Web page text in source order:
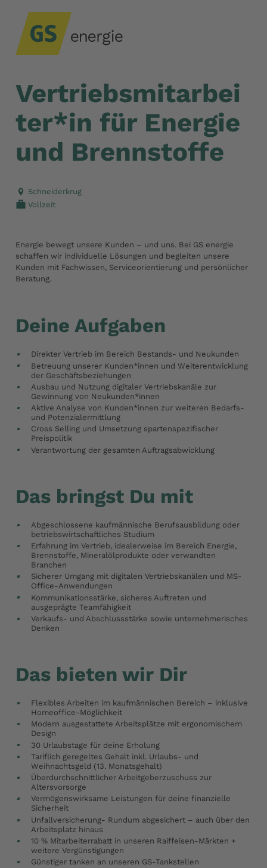
Vertriebsmitarbei
ter*in für Energie
und Brennstoffe
Schneiderkrug
Vollzeit
Energie bewegt unsere Kunden – und uns. Bei GS energie
schaffen wir individuelle Lösungen und begleiten unsere
Kunden mit Fachwissen, Serviceorientierung und persönlicher
Beratung.
Deine Aufgaben
Direkter Vertrieb im Bereich Bestands- und Neukunden
Betreuung unserer Kunden*innen und Weiterentwicklung
der Geschäftsbeziehungen
Ausbau und Nutzung digitaler Vertriebskanäle zur
Gewinnung von Neukunden*innen
Aktive Analyse von Kunden*innen zur weiteren Bedarfs-
und Potenzialermittlung
Cross Selling und Umsetzung spartenspezifischer
Preispolitik
Verantwortung der gesamten Auftragsabwicklung
Das bringst Du mit
Abgeschlossene kaufmännische Berufsausbildung oder
betriebswirtschaftliches Studium
Erfahrung im Vertrieb, idealerweise im Bereich Energie,
Brennstoffe, Mineralölprodukte oder verwandten
Branchen
Sicherer Umgang mit digitalen Vertriebskanälen und MS-
Office-Anwendungen
Kommunikationsstärke, sicheres Auftreten und
ausgeprägte Teamfähigkeit
Verkaufs- und Abschlussstärke sowie unternehmerisches
Denken
Das bieten wir Dir
Flexibles Arbeiten im kaufmännischen Bereich – inklusive
Homeoffice-Möglichkeit
Modern ausgestattete Arbeitsplätze mit ergonomischem
Design
30 Urlaubstage für deine Erholung
Tariflich geregeltes Gehalt inkl. Urlaubs- und
Weihnachtsgeld (13. Monatsgehalt)
Überdurchschnittlicher Arbeitgeberzuschuss zur
Altersvorsorge
Vermögenswirksame Leistungen für deine finanzielle
Sicherheit
Unfallversicherung- Rundum abgesichert – auch über den
Arbeitsplatz hinaus
10 % Mitarbeiterrabatt in unseren Raiffeisen-Märkten +
weitere Vergünstigungen
Günstiger tanken an unseren GS-Tankstellen